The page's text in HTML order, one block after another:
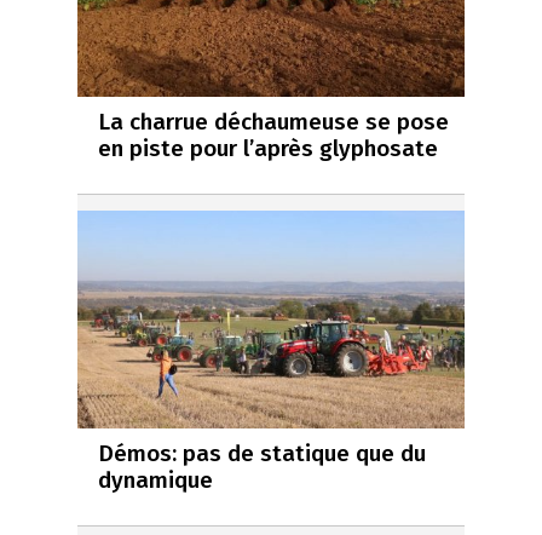
La charrue déchaumeuse se pose
en piste pour l’après glyphosate
Démos: pas de statique que du
dynamique